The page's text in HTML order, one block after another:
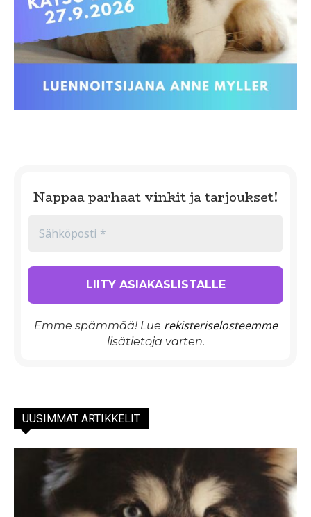
Nappaa parhaat vinkit ja tarjoukset!
Emme spämmää! Lue rekisteriselosteemme
lisätietoja varten.
UUSIMMAT ARTIKKELIT